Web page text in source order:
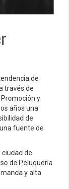
de
través de
y
años una
de
fuente de
ciudad de
de Peluquería
y alta